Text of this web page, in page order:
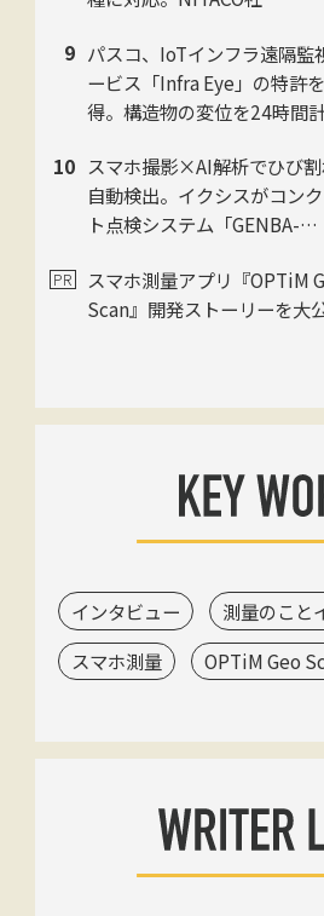
パスコ、IoTインフラ遠隔監
ービス「Infra Eye」の特許
得。構造物の変位を24時間
消
スマホ撮影×AI解析でひび
自動検出。イクシスがコン
ト点検システム「GENBA-
スマホ測量アプリ『OPTiM
Scan』開発ストーリーを大
インタビュー
測量のこと
スマホ測量
OPTiM Geo